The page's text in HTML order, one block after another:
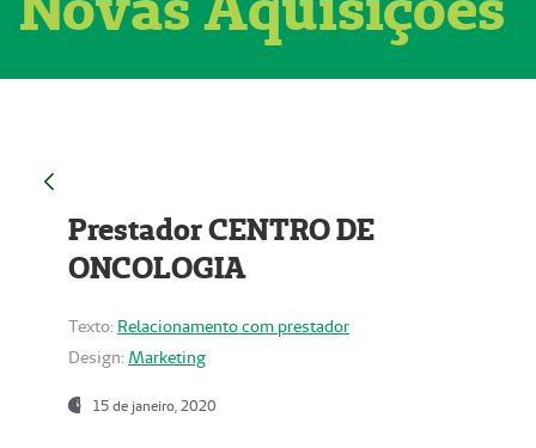
Prestador CENTRO DE
ONCOLOGIA
Texto: Relacionamento com prestador
Design: Marketing
15 de janeiro, 2020